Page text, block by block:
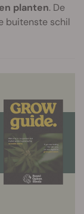
planten. De
buitenste schil